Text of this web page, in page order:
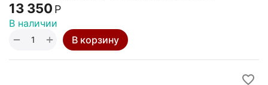
13 350 Р
В наличии
+
− В корзину